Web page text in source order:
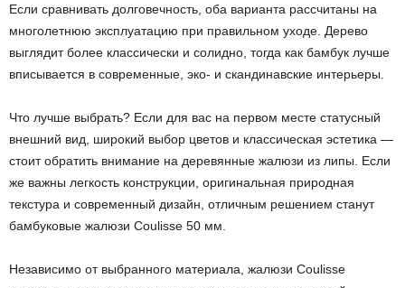
Если сравнивать долговечность, оба варианта рассчитаны на
многолетнюю эксплуатацию при правильном уходе. Дерево
выглядит более классически и солидно, тогда как бамбук лучше
вписывается в современные, эко- и скандинавские интерьеры.
Что лучше выбрать? Если для вас на первом месте статусный
внешний вид, широкий выбор цветов и классическая эстетика —
стоит обратить внимание на деревянные жалюзи из липы. Если
же важны легкость конструкции, оригинальная природная
текстура и современный дизайн, отличным решением станут
бамбуковые жалюзи Coulisse 50 мм.
Независимо от выбранного материала, жалюзи Coulisse